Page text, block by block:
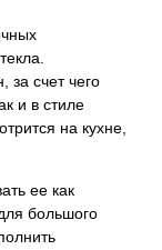
за счет чего
и в стиле
на кухне,
ее как
большого